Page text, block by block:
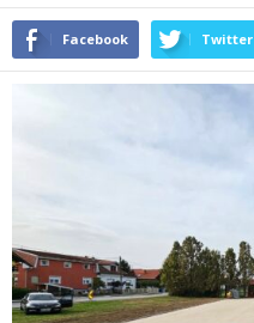
Facebook Twitter